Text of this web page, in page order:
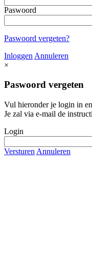
Paswoord
Paswoord vergeten?
Inloggen Annuleren
×
Paswoord vergeten
Vul hieronder je login in
Je zal via e-mail de
Login
Versturen Annuleren